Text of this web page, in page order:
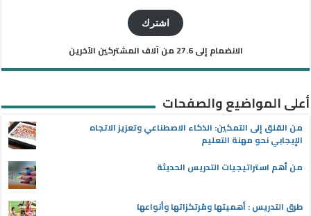
اشترك
الانضمام إلى 27.6 من آلاف المشتركين الآخرين
أعلى المواضيع والصفحات
من القلق إلى التمكين: الذكاء الاصطناعي وتعزيز الاتجاه
الإيجابي نحو مهنة التعليم
من أهم استراتيجيات التدريس الحديثة
طرق التدريس : أهميتها ومُرتكزاتها وأنواعها